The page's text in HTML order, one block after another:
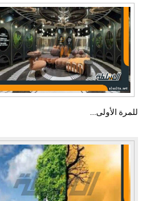
للمرة الأولى...